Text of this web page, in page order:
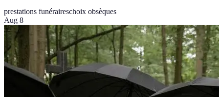
prestations funéraireschoix obsèques
Aug 8